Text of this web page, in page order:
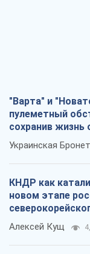
"Варта" и
пулеметный
сохранив жизнь
Украинская
КНДР как
новом этапе
Алексей Кущ